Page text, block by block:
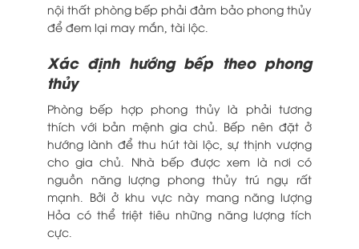
nội thất phòng bếp phải đảm bảo phong thủy
để đem lại may mắn, tài lộc.
Xác định hướng bếp theo phong
thủy
Phòng bếp hợp phong thủy là phải tương
thích với bản mệnh gia chủ. Bếp nên đặt ở
hướng lành để thu hút tài lộc, sự thịnh vượng
cho gia chủ. Nhà bếp được xem là nơi có
nguồn năng lượng phong thủy trú ngụ rất
mạnh. Bởi ở khu vực này mang năng lượng
Hỏa có thể triệt tiêu những năng lượng tích
cực.